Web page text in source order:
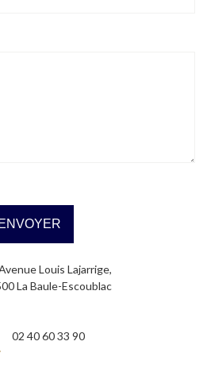
Louis Lajarrige,
La Baule-Escoublac
02 40 60 33 90